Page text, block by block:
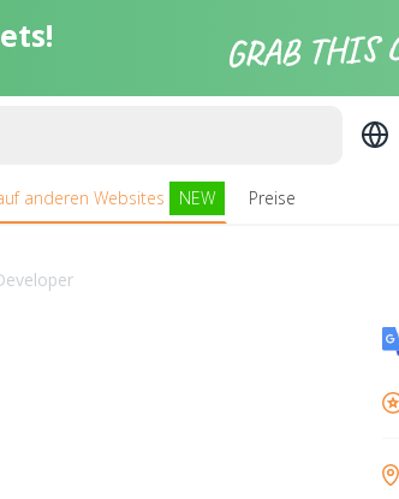
anderen Websites NEW Preise